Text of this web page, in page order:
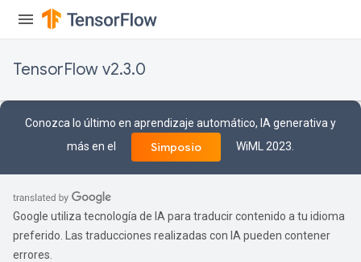
TensorFlow v2.3.0
Conozca lo último en aprendizaje automático, IA generativa y
más en el
Simposio WiML 2023.
Google utiliza tecnología de IA para traducir contenido a tu idioma
preferido. Las traducciones realizadas con IA pueden contener
errores.